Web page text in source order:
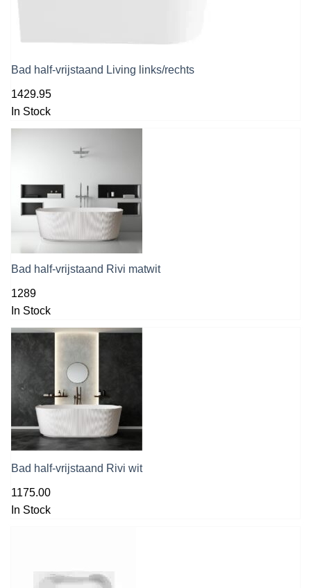
Bad half-vrijstaand Living links/rechts
1429.95
In Stock
Bad half-vrijstaand Rivi matwit
1289
In Stock
Bad half-vrijstaand Rivi wit
1175.00
In Stock